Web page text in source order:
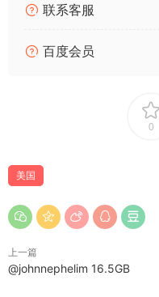
联系客服
百度会员
0
美国
上一篇
@johnnephelim 16.5GB